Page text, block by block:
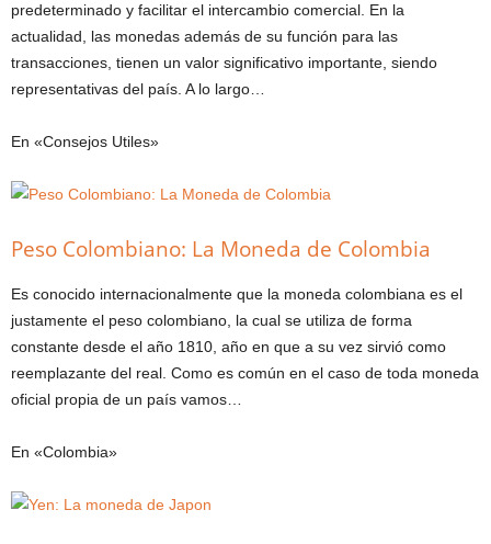
predeterminado y facilitar el intercambio comercial. En la
actualidad, las monedas además de su función para las
transacciones, tienen un valor significativo importante, siendo
representativas del país. A lo largo…
En «Consejos Utiles»
Peso Colombiano: La Moneda de Colombia
Es conocido internacionalmente que la moneda colombiana es el
justamente el peso colombiano, la cual se utiliza de forma
constante desde el año 1810, año en que a su vez sirvió como
reemplazante del real. Como es común en el caso de toda moneda
oficial propia de un país vamos…
En «Colombia»